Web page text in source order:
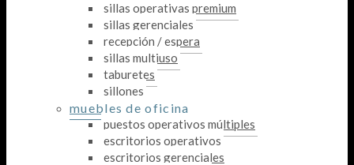
sillas operativas premium
sillas gerenciales
recepción / espera
sillas multiuso
taburetes
sillones
muebles de oficina
puestos operativos múltiples
escritorios operativos
escritorios gerenciales